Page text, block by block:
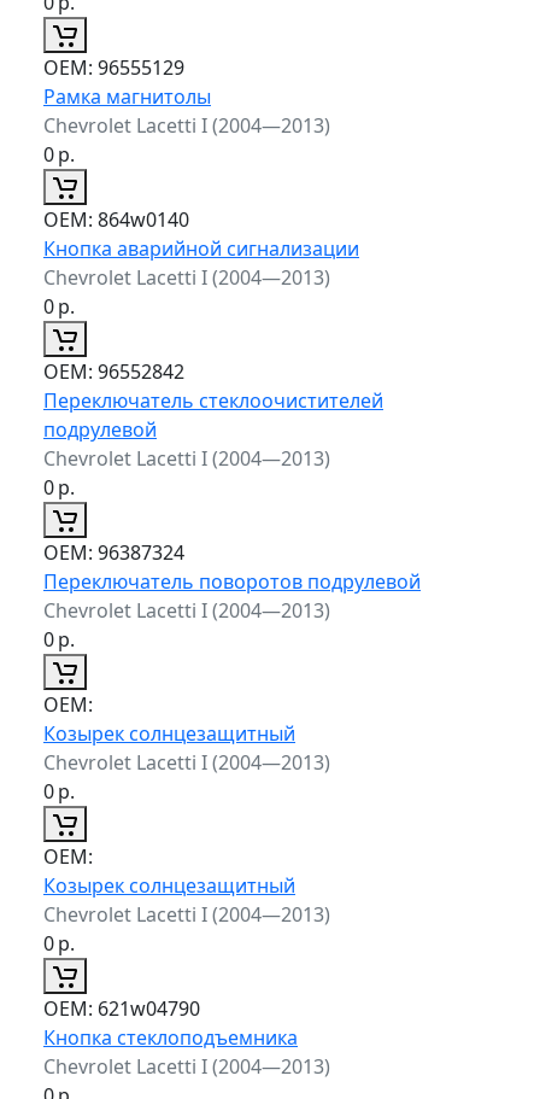
ОЕМ: 96555129
Рамка магнитолы
Chevrolet Lacetti I (2004—2013)
0р.
ОЕМ: 864w0140
Кнопка аварийной сигнализации
Chevrolet Lacetti I (2004—2013)
0р.
ОЕМ: 96552842
Переключатель стеклоочистителей
подрулевой
Chevrolet Lacetti I (2004—2013)
0р.
ОЕМ: 96387324
Переключатель поворотов подрулевой
Chevrolet Lacetti I (2004—2013)
0р.
ОЕМ:
Козырек солнцезащитный
Chevrolet Lacetti I (2004—2013)
0р.
ОЕМ:
Козырек солнцезащитный
Chevrolet Lacetti I (2004—2013)
0р.
ОЕМ: 621w04790
Кнопка стеклоподъемника
Chevrolet Lacetti I (2004—2013)